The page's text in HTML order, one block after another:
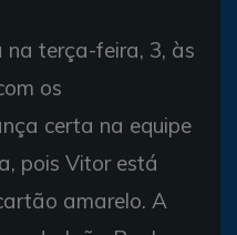
na terça-feira, 3, às
os
certa na equipe
pois Vitor está
amarelo. A